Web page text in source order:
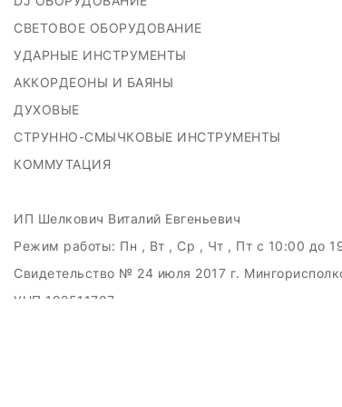
СВЕТОВОЕ ОБОРУДОВАНИЕ
УДАРНЫЕ ИНСТРУМЕНТЫ
АККОРДЕОНЫ И БАЯНЫ
ДУХОВЫЕ
СТРУННО-СМЫЧКОВЫЕ ИНСТРУМЕНТЫ
КОММУТАЦИЯ
ИП Шелкович Виталий Евгеньевич
Режим работы: Пн , Вт , Ср , Чт , Пт c 10:00 до
Свидетельство № 24 июля 2017 г.
УНП 192511707